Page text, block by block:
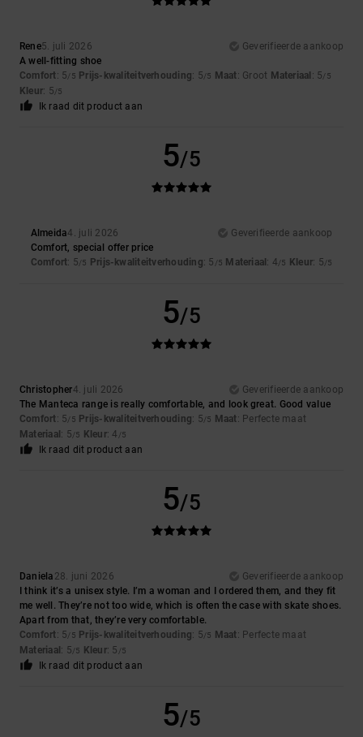
Rene5. juli 2026
Geverifieerde aankoop
A well-fitting shoe
Comfort: 5/5 Prijs-kwaliteitverhouding: 5/5 Maat: Groot Materiaal : 5/5
Kleur: 5/5
Ik raad dit product aan
5/5
Almeida4. juli 2026
Geverifieerde aankoop
Comfort, special offer price
Comfort: 5/5 Prijs-kwaliteitverhouding: 5 /5 Materiaal : 4/5 Kleur: 5/5
5/5
Christopher4. juli 2026
Geverifieerde aankoop
The Manteca range is really comfortable, and look great. Good value
Comfort: 5/5 Prijs-kwaliteitverhouding: 5/5 Maat: Perfecte maat
Materiaal : 5/5 Kleur: 4 /5
Ik raad dit product aan
5/5
Daniela 28. juni 2026
Geverifieerde aankoop
I think it’s a unisex style. I’m a woman and I ordered them, and they fit
me well. They’re not too wide, which is often the case with skate shoes.
Apart from that, they’re very comfortable.
Comfort: 5/5 Prijs-kwaliteitverhouding: 5/5 Maat: Perfecte maat
Materiaal : 5/5 Kleur: 5 /5
Ik raad dit product aan
5/5